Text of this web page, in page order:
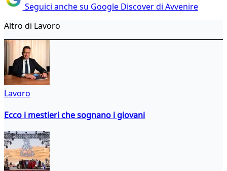
Seguici anche su Google Discover di Avvenire
Altro di Lavoro
Lavoro
Ecco i mestieri che sognano i giovani